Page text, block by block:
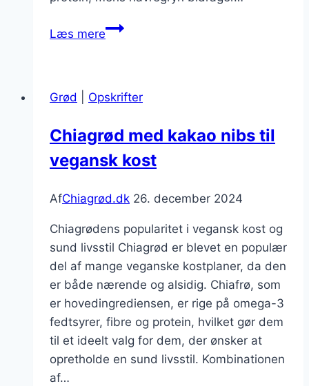
Læs mereChiagrød
morgenmad
Grød Opskrifter
Chiagrød med kakao nibs til
vegansk kost
AfChiagrød.dk 26. december 2024
Chiagrødens popularitet i vegansk kost og
sund livsstil Chiagrød er blevet en populær
del af mange veganske kostplaner, da den
er både nærende og alsidig. Chiafrø, som
er hovedingrediensen, er rige på omega-3
fedtsyrer, fibre og protein, hvilket gør dem
til et ideelt valg for dem, der ønsker at
opretholde en sund livsstil. Kombinationen
af…